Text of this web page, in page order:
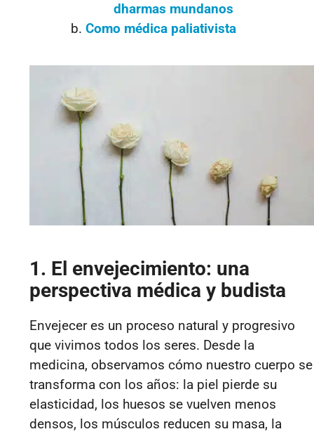
dharmas mundanos
Como médica paliativista
1. El envejecimiento: una
perspectiva médica y budista
Envejecer es un proceso natural y progresivo
que vivimos todos los seres. Desde la
medicina, observamos cómo nuestro cuerpo se
transforma con los años: la piel pierde su
elasticidad, los huesos se vuelven menos
densos, los músculos reducen su masa, la